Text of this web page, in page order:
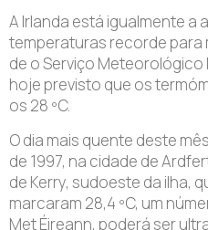
A Irlanda está igualmente a
temperaturas recorde para
de o Serviço
hoje previsto que os
os 28 ºC.
O dia mais quente deste
de 1997, na cidade de
de Kerry, sudoeste da ilha,
marcaram 28,4 ºC, um
Met Éireann, poderá ser